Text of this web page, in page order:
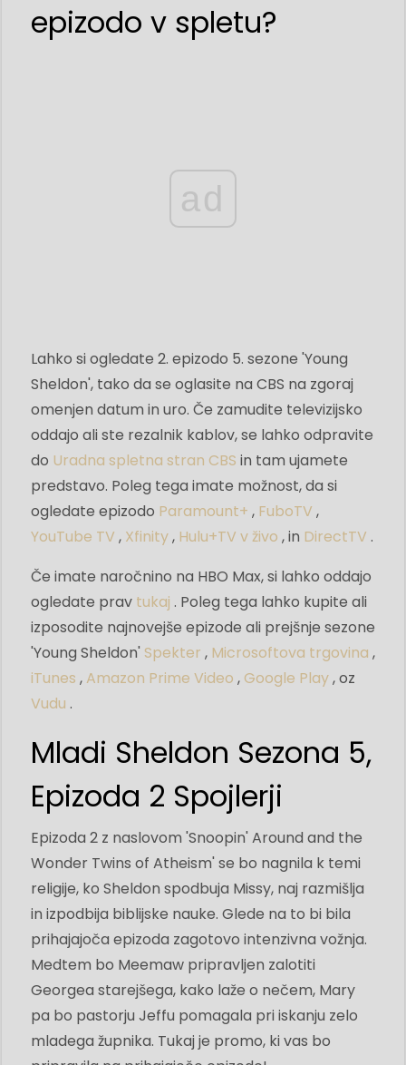
epizodo v spletu?
ad
Lahko si ogledate 2. epizodo 5. sezone 'Young
Sheldon', tako da se oglasite na CBS na zgoraj
omenjen datum in uro. Če zamudite televizijsko
oddajo ali ste rezalnik kablov, se lahko odpravite
do Uradna spletna stran CBS in tam ujamete
predstavo. Poleg tega imate možnost, da si
ogledate epizodo Paramount+ , FuboTV ,
YouTube TV , Xfinity, Hulu+TV v živo , in DirectTV .
Če imate naročnino na HBO Max, si lahko oddajo
ogledate prav tukaj . Poleg tega lahko kupite ali
izposodite najnovejše epizode ali prejšnje sezone
'Young Sheldon' Spekter , Microsoftova trgovina ,
iTunes , Amazon Prime Video , Google Play, oz
Vudu .
Mladi Sheldon Sezona 5,
Epizoda 2 Spojlerji
Epizoda 2 z naslovom 'Snoopin' Around and the
Wonder Twins of Atheism' se bo nagnila k temi
religije, ko Sheldon spodbuja Missy, naj razmišlja
in izpodbija biblijske nauke. Glede na to bi bila
prihajajoča epizoda zagotovo intenzivna vožnja.
Medtem bo Meemaw pripravljen zalotiti
Georgea starejšega, kako laže o nečem, Mary
pa bo pastorju Jeffu ​​pomagala pri iskanju zelo
mladega župnika. Tukaj je promo, ki vas bo